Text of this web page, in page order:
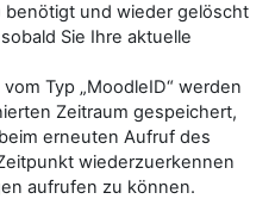
benötigt und wieder gelöscht
Sie Ihre aktuelle
Typ „MoodleID“ werden
Zeitraum gespeichert,
erneuten Aufruf des
wiederzuerkennen
aufrufen zu können.